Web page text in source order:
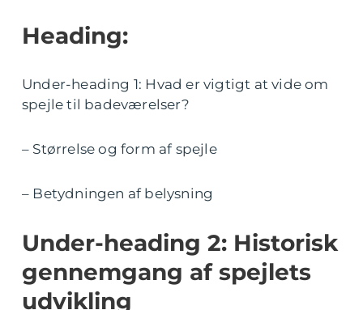
Heading:
Under-heading 1: Hvad er vigtigt at vide om
spejle til badeværelser?
– Størrelse og form af spejle
– Betydningen af belysning
Under-heading 2: Historisk
gennemgang af spejlets
udvikling